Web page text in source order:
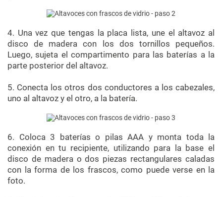
4. Una vez que tengas la placa lista, une el altavoz al
disco de madera con los dos tornillos pequeños.
Luego, sujeta el compartimento para las baterías a la
parte posterior del altavoz.
5. Conecta los otros dos conductores a los cabezales,
uno al altavoz y el otro, a la batería.
6. Coloca 3 baterías o pilas AAA y monta toda la
conexión en tu recipiente, utilizando para la base el
disco de madera o dos piezas rectangulares caladas
con la forma de los frascos, como puede verse en la
foto.